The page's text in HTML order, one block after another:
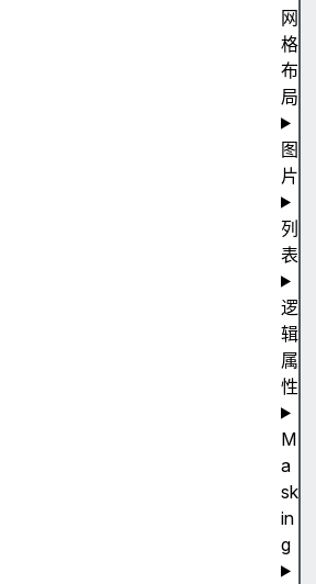
网
格
布
局
图
片
列
表
逻
辑
属
性
M
a
sk
in
g